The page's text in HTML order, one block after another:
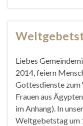
Liebes
2014, feiern
Gottesdienste zum
Frauen aus
im Anhang). In
Weltgebetstag um